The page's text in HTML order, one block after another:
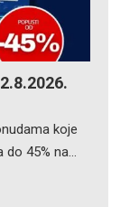
koje
do 45% na…